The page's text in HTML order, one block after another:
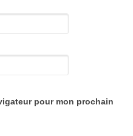
pour mon prochain